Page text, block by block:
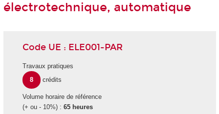
électrotechnique, automatique
Code UE : ELE001-PAR
Travaux pratiques
8
crédits
Volume horaire de référence
(+ ou - 10%) : 65 heures